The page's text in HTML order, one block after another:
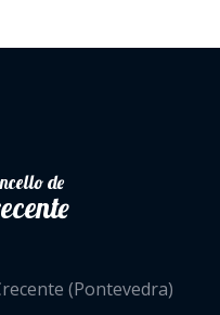
de
(Pontevedra)